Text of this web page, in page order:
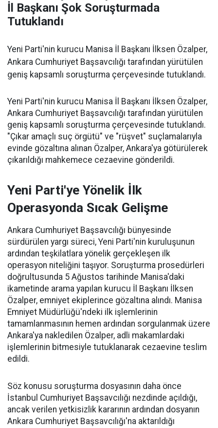
İl Başkanı Şok Soruşturmada
Tutuklandı
Yeni Parti'nin kurucu Manisa İl Başkanı İlksen Özalper,
Ankara Cumhuriyet Başsavcılığı tarafından yürütülen
geniş kapsamlı soruşturma çerçevesinde tutuklandı.
Yeni Parti'nin kurucu Manisa İl Başkanı İlksen Özalper,
Ankara Cumhuriyet Başsavcılığı tarafından yürütülen
geniş kapsamlı soruşturma çerçevesinde tutuklandı.
"Çıkar amaçlı suç örgütü" ve "rüşvet" suçlamalarıyla
evinde gözaltına alınan Özalper, Ankara'ya götürülerek
çıkarıldığı mahkemece cezaevine gönderildi.
Yeni Parti'ye Yönelik İlk
Operasyonda Sıcak Gelişme
Ankara Cumhuriyet Başsavcılığı bünyesinde
sürdürülen yargı süreci, Yeni Parti'nin kuruluşunun
ardından teşkilatlara yönelik gerçekleşen ilk
operasyon niteliğini taşıyor. Soruşturma prosedürleri
doğrultusunda 5 Ağustos tarihinde Manisa'daki
ikametinde arama yapılan kurucu İl Başkanı İlksen
Özalper, emniyet ekiplerince gözaltına alındı. Manisa
Emniyet Müdürlüğü'ndeki ilk işlemlerinin
tamamlanmasının hemen ardından sorgulanmak üzere
Ankara'ya nakledilen Özalper, adli makamlardaki
işlemlerinin bitmesiyle tutuklanarak cezaevine teslim
edildi.
Söz konusu soruşturma dosyasının daha önce
İstanbul Cumhuriyet Başsavcılığı nezdinde açıldığı,
ancak verilen yetkisizlik kararının ardından dosyanın
Ankara Cumhuriyet Başsavcılığı'na aktarıldığı